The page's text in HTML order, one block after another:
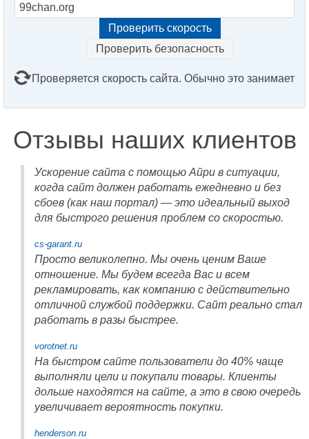
Проверить безопасность
Проверяется скорость сайта. Обычно это занимает
Отзывы наших клиентов
Ускорение сайта с помощью Айри в ситуации,
когда сайт должен работать ежедневно и без
сбоев (как наш портал) — это идеальный выход
для быстрого решения проблем со скоростью.
cs-garant.ru
Просто великолепно. Мы очень ценим Ваше
отношение. Мы будем всегда Вас и всем
рекламировать, как компанию с действительно
отличной службой поддержки. Сайт реально стал
работать в разы быстрее.
vorotnet.ru
На быстром сайте пользователи до 40% чаще
выполняли цели и покупали товары. Клиенты
дольше находятся на сайте, а это в свою очередь
увеличивает вероятность покупки.
henderson.ru